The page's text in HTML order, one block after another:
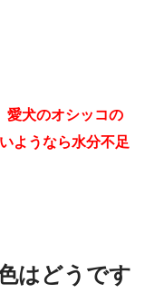
愛犬のオシッコの
ようなら水分不足
はどうです